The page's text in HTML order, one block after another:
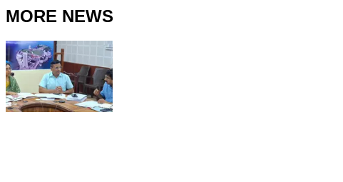
MORE NEWS